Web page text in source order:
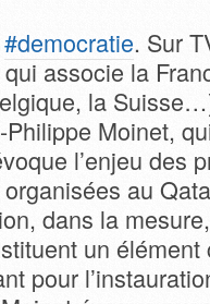
#democratie. Sur
associe la
la
Moinet,
l’enjeu des
au
dans la
un
pour